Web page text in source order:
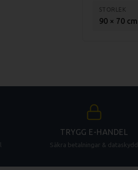
STORLEK
90 × 70 cm
TRYGG E-HANDEL
Säkra betalningar & dataskydd